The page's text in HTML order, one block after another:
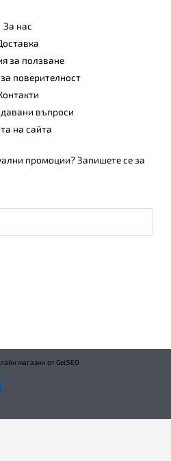
За нас
за ползване
поверителност
въпроси
на сайта
промоции? Запишете се за
магазин от GetSEO